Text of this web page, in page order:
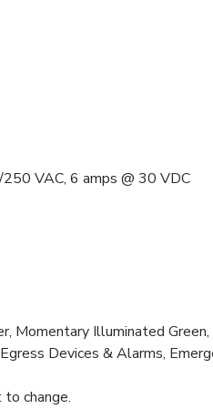
VAC, 6 amps @ 30 VDC
Illuminated Green,
Devices & Alarms,
change.